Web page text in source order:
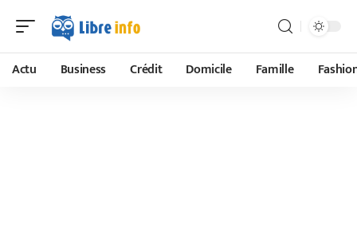
Actu Business Crédit Domicile Famille